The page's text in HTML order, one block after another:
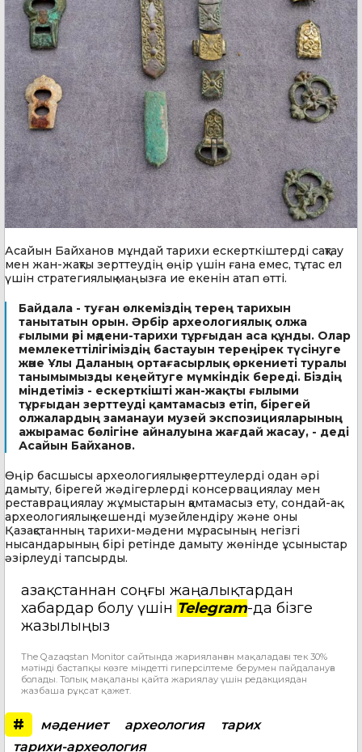
Асайын Байханов мұндай тарихи ескерткіштерді сақтау
мен жан-жақты зерттеудің өңір үшін ғана емес, тұтас ел
үшін стратегиялық маңызға ие екенін атап өтті.
Байдала - туған өлкеміздің терең тарихын
танытатын орын. Әрбір археологиялық олжа
ғылыми әрі мәдени-тарихи тұрғыдан аса құнды. Олар
мемлекеттілігіміздің бастауын тереңірек түсінуге
және Ұлы Даланың ортағасырлық өркениеті туралы
танымымызды кеңейтуге мүмкіндік береді. Біздің
міндетіміз - ескерткішті жан-жақты ғылыми
тұрғыдан зерттеуді қамтамасыз етіп, бірегей
олжалардың заманауи музей экспозицияларының
ажырамас бөлігіне айналуына жағдай жасау, - деді
Асайын Байханов.
Өңір басшысы археологиялық зерттеулерді одан әрі
дамыту, бірегей жәдігерлерді консервациялау мен
реставрациялау жұмыстарын қамтамасыз ету, сондай-ақ
археологиялық кешенді музейлендіру және оны
Қазақстанның тарихи-мәдени мұрасының негізгі
нысандарының бірі ретінде дамыту жөнінде ұсыныстар
әзірлеуді тапсырды.
Қазақстаннан соңғы жаңалықтардан
хабардар болу үшін Telegram-да бізге
жазылыңыз
The Qazaqstan Monitor сайтында жарияланған мақаладағы тек 30%
мәтінді бастапқы көзге міндетті гиперсілтеме берумен пайдалануға
болады. Толық мақаланы қайта жариялау үшін редакциядан
жазбаша рұқсат қажет.
# мәдениет археология
тарих
тарихи-археология